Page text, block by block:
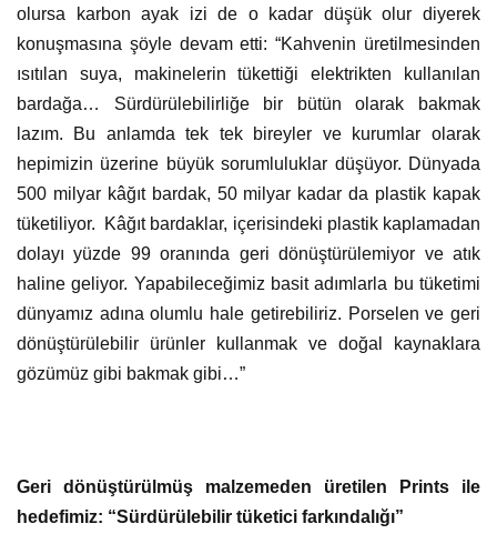
olursa karbon ayak izi de o kadar düşük olur diyerek
konuşmasına şöyle devam etti: “Kahvenin üretilmesinden
ısıtılan suya, makinelerin tükettiği elektrikten kullanılan
bardağa… Sürdürülebilirliğe bir bütün olarak bakmak
lazım. Bu anlamda tek tek bireyler ve kurumlar olarak
hepimizin üzerine büyük sorumluluklar düşüyor. Dünyada
500 milyar kâğıt bardak, 50 milyar kadar da plastik kapak
tüketiliyor. Kâğıt bardaklar, içerisindeki plastik kaplamadan
dolayı yüzde 99 oranında geri dönüştürülemiyor ve atık
haline geliyor. Yapabileceğimiz basit adımlarla bu tüketimi
dünyamız adına olumlu hale getirebiliriz. Porselen ve geri
dönüştürülebilir ürünler kullanmak ve doğal kaynaklara
gözümüz gibi bakmak gibi…”
Geri dönüştürülmüş malzemeden üretilen Prints ile
hedefimiz: “Sürdürülebilir tüketici farkındalığı”